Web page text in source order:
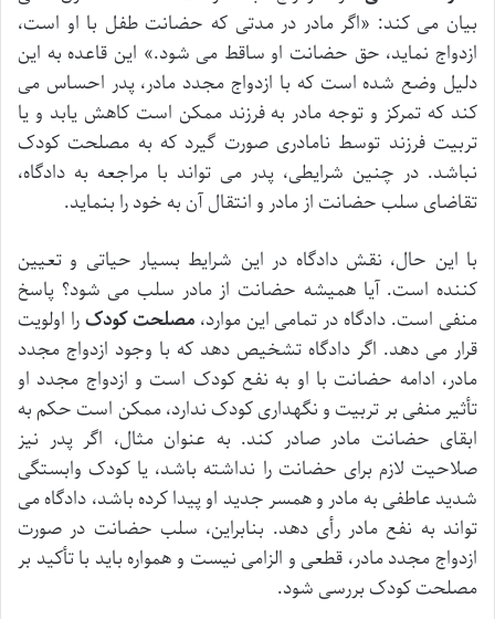
بیان می کند: «اگر مادر در مدتی که حضانت طفل با او است،
ازدواج نماید، حق حضانت او ساقط می شود.» این قاعده به این
دلیل وضع شده است که با ازدواج مجدد مادر، پدر احساس می
کند که تمرکز و توجه مادر به فرزند ممکن است کاهش یابد و یا
تربیت فرزند توسط نامادری صورت گیرد که به مصلحت کودک
نباشد. در چنین شرایطی، پدر می تواند با مراجعه به دادگاه،
تقاضای سلب حضانت از مادر و انتقال آن به خود را بنماید.
با این حال، نقش دادگاه در این شرایط بسیار حیاتی و تعیین
کننده است. آیا همیشه حضانت از مادر سلب می شود؟ پاسخ
منفی است. دادگاه در تمامی این موارد،مصلحت کودکرا اولویت
قرار می دهد. اگر دادگاه تشخیص دهد که با وجود ازدواج مجدد
مادر، ادامه حضانت با او به نفع کودک است و ازدواج مجدد او
تأثیر منفی بر تربیت و نگهداری کودک ندارد، ممکن است حکم به
ابقای حضانت مادر صادر کند. به عنوان مثال، اگر پدر نیز
صلاحیت لازم برای حضانت را نداشته باشد، یا کودک وابستگی
شدید عاطفی به مادر و همسر جدید او پیدا کرده باشد، دادگاه می
تواند به نفع مادر رأی دهد. بنابراین، سلب حضانت در صورت
ازدواج مجدد مادر، قطعی و الزامی نیست و همواره باید با تأکید بر
مصلحت کودک بررسی شود.